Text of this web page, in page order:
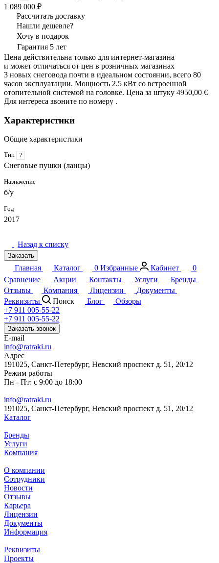
1 089 000 ₽
Рассчитать доставку
Нашли дешевле?
Хочу в подарок
Гарантия 5 лет
Цена действительна только для интернет-магазина
и может отличаться от цен в розничных магазинах
3 новых снеговода почти в идеальном состоянии, всего 80
часов эксплуатации. Мощность 2,5 кВт со встроенной
отопительной системой на головке. Цена за штуку 4950,00 €
Для интереса звоните по номеру .
Характеристики
Общие характеристики
Тип ?
Снеговые пушки (ланцы)
Назначение
б/у
Год
2017
Назад к списку
Заказать
Главная Каталог 0 Избранные Кабинет
0
Сравнение
Акции Контакты Услуги
Бренды
Отзывы
Компания Лицензии
Документы
Реквизиты
Поиск Блог
Обзоры
+7 911 005-55-22
+7 911 005-55-22
Заказать звонок
E-mail
info@ratraki.ru
Адрес
191025, Санкт-Петербург, Невский проспект д. 51, 20/12
Режим работы
Пн - Пт: с 9:00 до 18:00
info@ratraki.ru
191025, Санкт-Петербург, Невский проспект д. 51, 20/12
Каталог
Бренды
Услуги
Компания
О компании
Сотрудники
Новости
Отзывы
Карьера
Лицензии
Документы
Информация
Реквизиты
Проекты